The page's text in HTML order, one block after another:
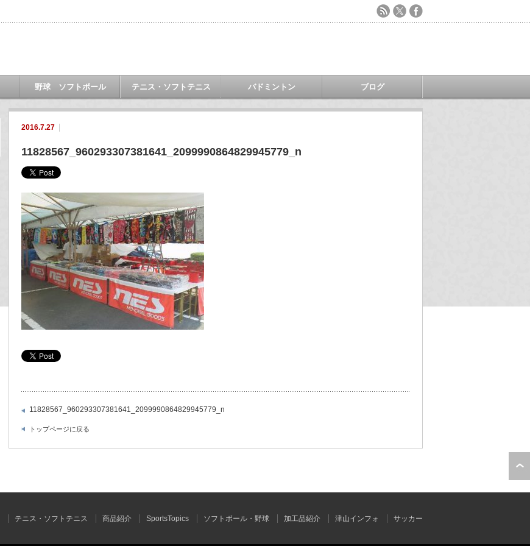
野球 ソフトボール テニス・ソフトテニス バドミントン ブログ
2016.7.27
11828567_960293307381641_2099990864829945779_n
11828567_960293307381641_2099990864829945779_n
トップページに戻る
テニス・ソフトテニス 商品紹介 SportsTopics ソフトボール・野球 加工品紹介 津山インフォ サッカー